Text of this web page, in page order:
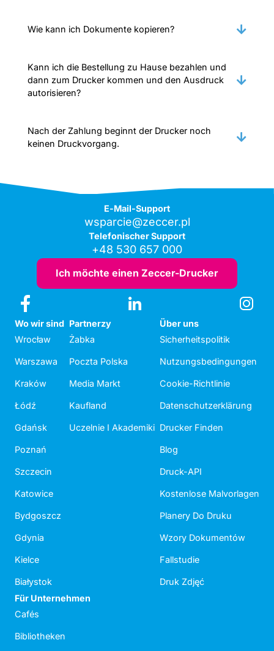
Wie kann ich Dokumente kopieren?
Kann ich die Bestellung zu Hause bezahlen und
dann zum Drucker kommen und den Ausdruck
autorisieren?
Nach der Zahlung beginnt der Drucker noch
keinen Druckvorgang.
E-Mail-Support
wsparcie@zeccer.pl
Telefonischer Support
+48 530 657 000
Ich möchte einen Zeccer-Drucker
Wo wir sind
Wrocław
Warszawa
Kraków
Łódź
Gdańsk
Poznań
Szczecin
Katowice
Bydgoszcz
Gdynia
Kielce
Białystok
Partnerzy
Żabka
Poczta Polska
Media Markt
Kaufland
Uczelnie I Akademiki
Über uns
Sicherheitspolitik
Nutzungsbedingungen
Cookie-Richtlinie
Datenschutzerklärung
Drucker Finden
Blog
Druck-API
Kostenlose Malvorlagen
Planery Do Druku
Wzory Dokumentów
Fallstudie
Druk Zdjęć
Für Unternehmen
Cafés
Bibliotheken